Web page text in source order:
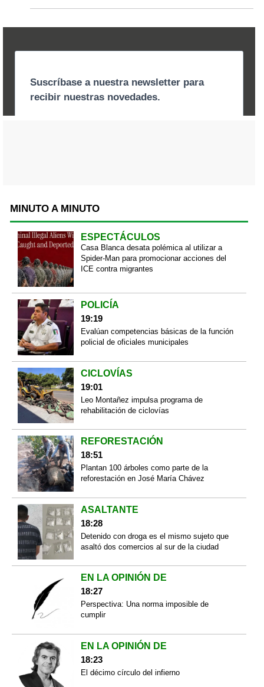
MINUTO A MINUTO
ESPECTÁCULOS
Casa Blanca desata polémica al utilizar a
Spider-Man para promocionar acciones del
ICE contra migrantes
POLICÍA
19:19
Evalúan competencias básicas de la función
policial de oficiales municipales
CICLOVÍAS
19:01
Leo Montañez impulsa programa de
rehabilitación de ciclovías
REFORESTACIÓN
18:51
Plantan 100 árboles como parte de la
reforestación en José María Chávez
ASALTANTE
18:28
Detenido con droga es el mismo sujeto que
asaltó dos comercios al sur de la ciudad
EN LA OPINIÓN DE
18:27
Perspectiva: Una norma imposible de
cumplir
EN LA OPINIÓN DE
18:23
El décimo círculo del infierno